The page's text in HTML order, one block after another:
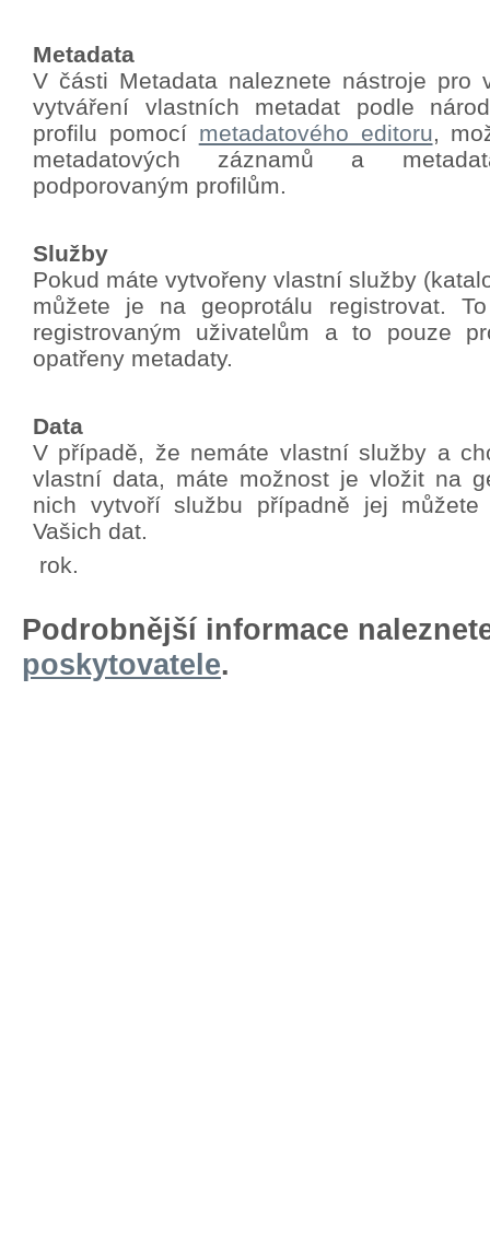
Metadata
V části Metadata naleznete nástroje pro
vytváření vlastních metadat podle
profilu pomocí metadatového editoru,
metadatových záznamů a
podporovaným profilům.
Služby
Pokud máte vytvořeny vlastní služby
můžete je na geoprotálu registrovat.
registrovaným uživatelům a to pouze
opatřeny metadaty.
Data
V případě, že nemáte vlastní služby a
vlastní data, máte možnost je vložit na
nich vytvoří službu případně jej
Vašich dat.
rok.
Podrobnější informace
poskytovatele.